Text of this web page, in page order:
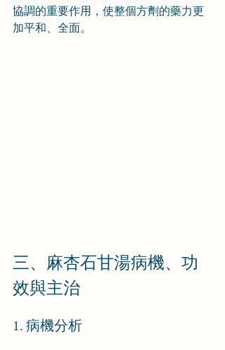
協調的重要作用，使整個方劑的藥力更
加平和、全面。
三、麻杏石甘湯病機、功
效與主治
1. 病機分析